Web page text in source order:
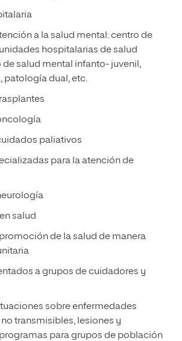
a la salud mental: centro de
hospitalarias de salud
de salud mental infanto- juvenil,
patología dual, etc.
paliativos
para la atención de
salud
de la salud de manera
a grupos de cuidadores y
sobre enfermedades
transmisibles, lesiones y
para grupos de población